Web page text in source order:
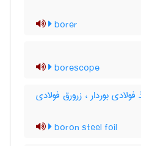
borer
borescope
بوردار ، زرورق فولادی
boron steel foil